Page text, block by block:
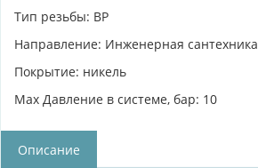
Тип резьбы: ВР
Направление: Инженерная сантехника
Покрытие: никель
Max Давление в системе, бар: 10
Описание